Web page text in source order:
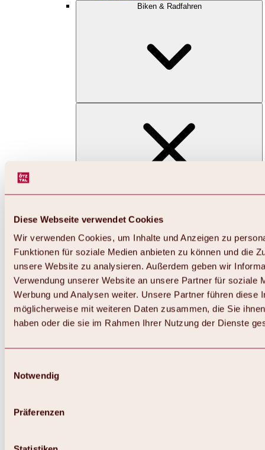
Diese Webseite verwendet Cookies
Wir verwenden Cookies, um Inhalte und Anzeigen zu
Funktionen für soziale Medien anbieten zu können und die
unsere Website zu analysieren. Außerdem geben wir
Verwendung unserer Website an unsere Partner für soziale
Werbung und Analysen weiter. Unsere Partner führen diese
möglicherweise mit weiteren Daten zusammen, die Sie
haben oder die sie im Rahmen Ihrer Nutzung der Dienste
Notwendig
Präferenzen
Biken & Radfahren